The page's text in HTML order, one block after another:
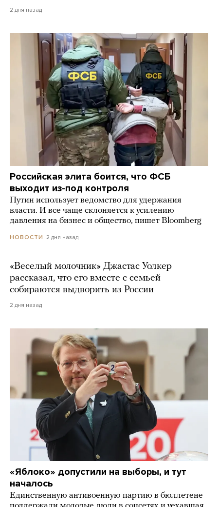
2 дня назад
Российская элита боится, что ФСБ
выходит из-под контроля
Путин использует ведомство для удержания
власти. И все чаще склоняется к усилению
давления на бизнес и общество, пишет Bloomberg
НОВОСТИ 2 дня назад
«Веселый молочник» Джастас Уолкер
рассказал, что его вместе с семьей
собираются выдворить из России
2 дня назад
«Яблоко» допустили на выборы, и тут
началось
Единственную антивоенную партию в бюллетене